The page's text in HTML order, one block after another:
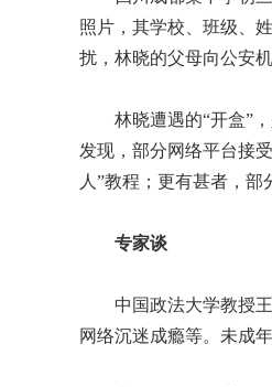
照片，其学校、班级、
扰，林晓的父母向公安机
林晓遭遇的“开盒”，
发现，部分网络平台接
人”教程；更有甚者，部
专家谈
中国政法大学教授王
网络沉迷成瘾等。未成